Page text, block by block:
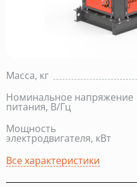
Масса, кг
Номинальное напряжение
питания, В/Гц
Мощность
электродвигателя, кВт
Все характеристики